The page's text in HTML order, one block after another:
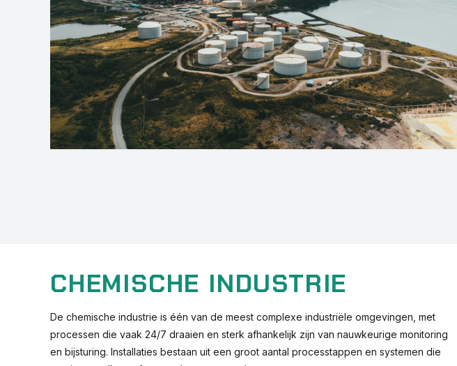
CHEMISCHE INDUSTRIE
De chemische industrie is één van de meest complexe industriële omgevingen, met
processen die vaak 24/7 draaien en sterk afhankelijk zijn van nauwkeurige monitoring
en bijsturing. Installaties bestaan uit een groot aantal processtappen en systemen die